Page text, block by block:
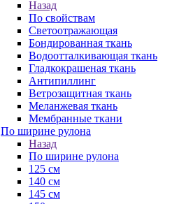
Назад
По свойствам
Светоотражающая
Бондированная ткань
Водоотталкивающая ткань
Гладкокрашеная ткань
Антипиллинг
Ветрозащитная ткань
Меланжевая ткань
Мембранные ткани
По ширине рулона
Назад
По ширине рулона
125 см
140 см
145 см